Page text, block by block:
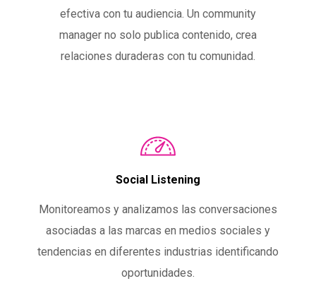
efectiva con tu audiencia. Un community
manager no solo publica contenido, crea
relaciones duraderas con tu comunidad.
Social Listening
Monitoreamos y analizamos las conversaciones
asociadas a las marcas en medios sociales y
tendencias en diferentes industrias identificando
oportunidades.